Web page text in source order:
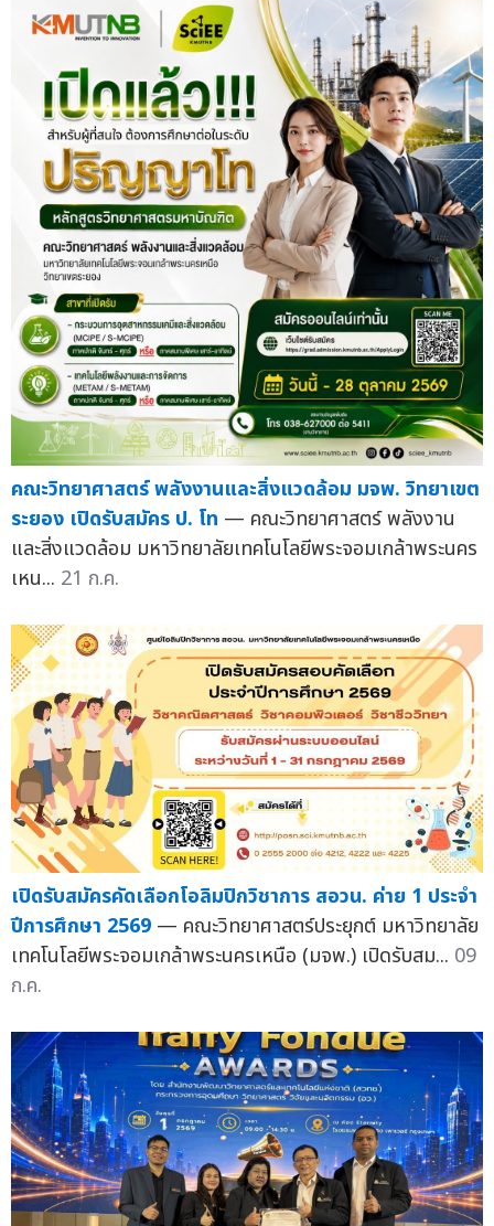
คณะวิทยาศาสตร์ พลังงานและสิ่งแวดล้อม มจพ. วิทยาเขต
ระยอง เปิดรับสมัคร ป. โท — คณะวิทยาศาสตร์ พลังงาน
และสิ่งแวดล้อม มหาวิทยาลัยเทคโนโลยีพระจอมเกล้าพระนคร
เหน... 21 ก.ค.
เปิดรับสมัครคัดเลือกโอลิมปิกวิชาการ สอวน. ค่าย 1 ประจำ
ปีการศึกษา 2569 — คณะวิทยาศาสตร์ประยุกต์ มหาวิทยาลัย
เทคโนโลยีพระจอมเกล้าพระนครเหนือ (มจพ.) เปิดรับสม... 09
ก.ค.